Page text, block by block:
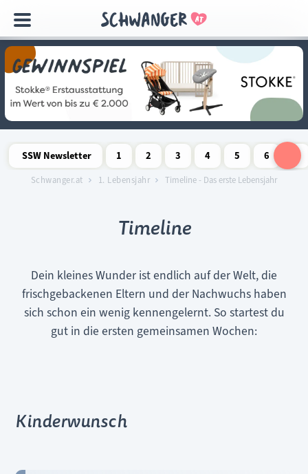
überspringen
SSW Newsletter
1
Schwangerschaftswoche
2
Schwangerschaftswoche
3
Schwangerschaftswoche
4
Schwangerschaftswoche
5
Schwangerschaftswoche
6
Schwanger.at 1. Lebensjahr Timeline - Das erste Lebensjahr
Timeline
Dein kleines Wunder ist endlich auf der Welt, die
frischgebackenen Eltern und der Nachwuchs haben
sich schon ein wenig kennengelernt. So startest du
gut in die ersten gemeinsamen Wochen:
Kinderwunsch